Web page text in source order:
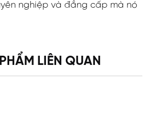
nghiệp và đẳng cấp mà nó
LIÊN QUAN